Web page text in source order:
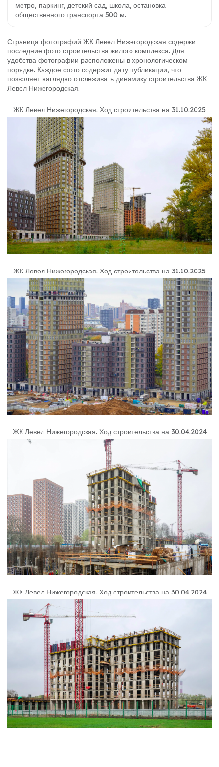
метро, паркинг, детский сад, школа, остановка
общественного транспорта 500 м.
Страница фотографий ЖК Левел Нижегородская содержит
последние фото строительства жилого комплекса. Для
удобства фотографии расположены в хронологическом
порядке. Каждое фото содержит дату публикации, что
позволяет наглядно отслеживать динамику строительства ЖК
Левел Нижегородская.
ЖК Левел Нижегородская. Ход строительства на 31.10.2025
ЖК Левел Нижегородская. Ход строительства на 31.10.2025
ЖК Левел Нижегородская. Ход строительства на 30.04.2024
ЖК Левел Нижегородская. Ход строительства на 30.04.2024